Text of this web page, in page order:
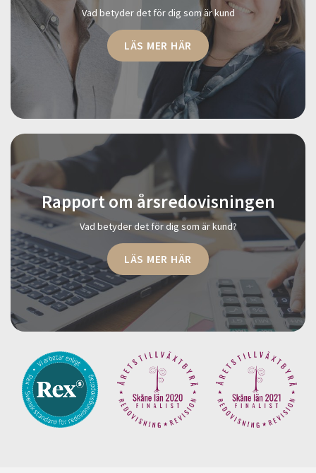
Vad betyder det för dig som är kund
LÄS MER HÄR
Rapport om årsredovisningen
Vad betyder det för dig som är kund?
LÄS MER HÄR